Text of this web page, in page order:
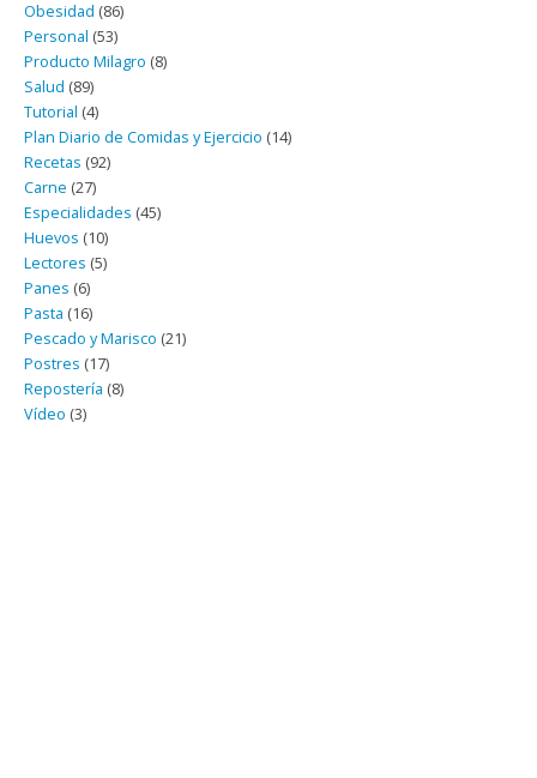
Obesidad (86)
Personal (53)
Producto Milagro (8)
Salud (89)
Tutorial (4)
Plan Diario de Comidas y Ejercicio (14)
Recetas (92)
Carne (27)
Especialidades (45)
Huevos (10)
Lectores (5)
Panes (6)
Pasta (16)
Pescado y Marisco (21)
Postres (17)
Repostería (8)
Vídeo (3)